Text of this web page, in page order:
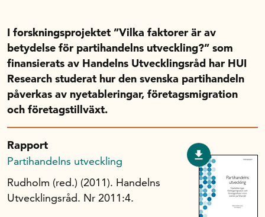
Planeringsanslag
Unga forskare
Varför bidrar Handelsrådet?
Forskningssatsningar
Handelns ekonomiska råd
I forskningsprojektet ”Vilka faktorer är av
betydelse för partihandelns utveckling?” som
finansierats av Handelns Utvecklingsråd har HUI
Research studerat hur den svenska partihandeln
påverkas av nyetableringar, företagsmigration
och företagstillväxt.
Rapport
Partihandelns utveckling
Rudholm (red.) (2011). Handelns
Utvecklingsråd. Nr 2011:4.